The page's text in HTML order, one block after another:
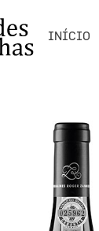
INÍCIO